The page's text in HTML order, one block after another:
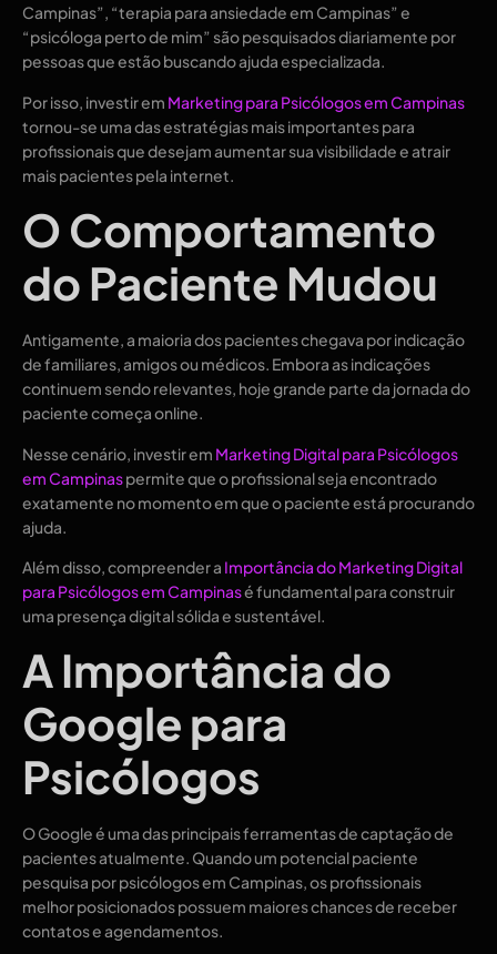
Campinas”, “terapia para ansiedade em Campinas” e
“psicóloga perto de mim” são pesquisados diariamente por
pessoas que estão buscando ajuda especializada.
Por isso, investir em Marketing para Psicólogos em Campinas
tornou-se uma das estratégias mais importantes para
profissionais que desejam aumentar sua visibilidade e atrair
mais pacientes pela internet.
O Comportamento
do Paciente Mudou
Antigamente, a maioria dos pacientes chegava por indicação
de familiares, amigos ou médicos. Embora as indicações
continuem sendo relevantes, hoje grande parte da jornada do
paciente começa online.
Nesse cenário, investir em Marketing Digital para Psicólogos
em Campinaspermite que o profissional seja encontrado
exatamente no momento em que o paciente está procurando
ajuda.
Além disso, compreender a Importância do Marketing Digital
para Psicólogos em Campinasé fundamental para construir
uma presença digital sólida e sustentável.
A Importância do
Google para
Psicólogos
O Google é uma das principais ferramentas de captação de
pacientes atualmente. Quando um potencial paciente
pesquisa por psicólogos em Campinas, os profissionais
melhor posicionados possuem maiores chances de receber
contatos e agendamentos.